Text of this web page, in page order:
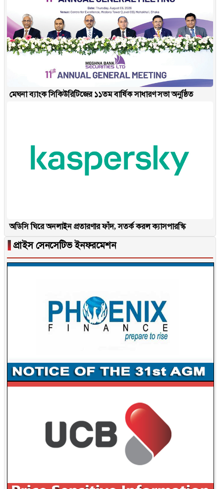
মেঘনা ব্যাংক সিকিউরিটিজের ১১তম বার্ষিক সাধারণ সভা অনুষ্ঠিত
অডিসি ঘিরে অনলাইন প্রতারণার ফাঁদ, সতর্ক করল ক্যাসপারস্কি
▐ প্রাইস সেনসেটিভ ইনফরমেশন